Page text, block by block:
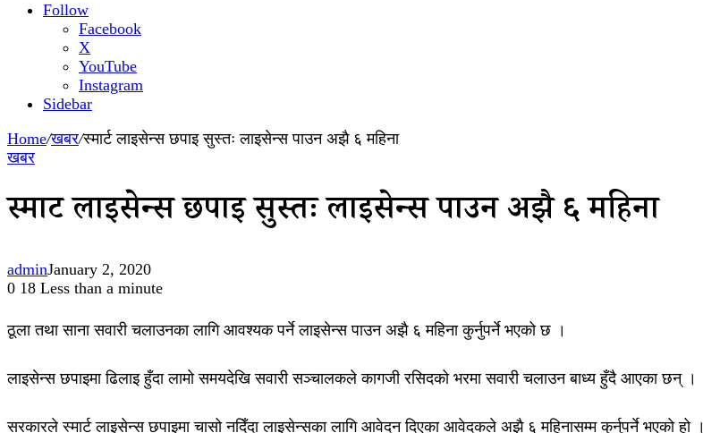
Follow
Facebook
X
YouTube
Instagram
Sidebar
Home/खबर/स्मार्ट लाइसेन्स छपाइ सुस्तः लाइसेन्स पाउन अझै ६ महिना
खबर
स्मार्ट लाइसेन्स छपाइ सुस्तः लाइसेन्स पाउन अझै ६ महिना
adminJanuary 2, 2020
0 18 Less than a minute
ठूला तथा साना सवारी चलाउनका लागि आवश्यक पर्ने लाइसेन्स पाउन अझै ६ महिना कुर्नुपर्ने भएको छ ।
लाइसेन्स छपाइमा ढिलाइ हुँदा लामो समयदेखि सवारी सञ्चालकले कागजी रसिदको भरमा सवारी चलाउन बाध्य हुँदै आएका छन् ।
सरकारले स्मार्ट लाइसेन्स छपाइमा चासो नदिँदा लाइसेन्सका लागि आवेदन दिएका आवेदकले अझै ६ महिनासम्म कुर्नुपर्ने भएको हो ।